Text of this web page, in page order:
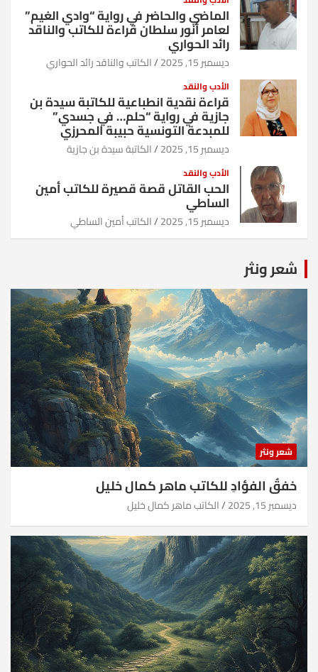
الماضي والحاضر في رواية “وادي الغيم”
لعامر أنور سلطان قراءة للكاتب والناقد
رائد الحواري
ديسمبر 15, 2025 الكاتب والناقد رائد الحواري
الأدب والنقد
قراءة نقدية انطباعية للكاتبة سيدة بن
جازية في رواية “حلم… في جسدي”
للمبدعة التونسية حبيبة المحرزي
ديسمبر 15, 2025 الكاتبة سيدة بن جازية
الأدب والنقد
الحب القاتل قصة قصيرة للكاتب أمين
الساطي
ديسمبر 15, 2025 الكاتب أمين الساطي
شعر ونثر
شعر ونثر
خفقُ الفؤادِ للكاتب ماهر كمال خليل
ديسمبر 15, 2025 الكاتب ماهر كمال خليل